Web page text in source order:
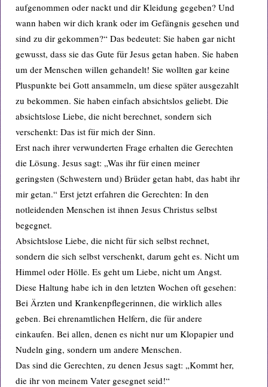
aufgenommen oder nackt und dir Kleidung gegeben? Und
wann haben wir dich krank oder im Gefängnis gesehen und
sind zu dir gekommen?“ Das bedeutet: Sie haben gar nicht
gewusst, dass sie das Gute für Jesus getan haben. Sie haben
um der Menschen willen gehandelt! Sie wollten gar keine
Pluspunkte bei Gott ansammeln, um diese später ausgezahlt
zu bekommen. Sie haben einfach absichtslos geliebt. Die
absichtslose Liebe, die nicht berechnet, sondern sich
verschenkt: Das ist für mich der Sinn.
Erst nach ihrer verwunderten Frage erhalten die Gerechten
die Lösung. Jesus sagt: „Was ihr für einen meiner
geringsten (Schwestern und) Brüder getan habt, das habt ihr
mir getan.“ Erst jetzt erfahren die Gerechten: In den
notleidenden Menschen ist ihnen Jesus Christus selbst
begegnet.
Absichtslose Liebe, die nicht für sich selbst rechnet,
sondern die sich selbst verschenkt, darum geht es. Nicht um
Himmel oder Hölle. Es geht um Liebe, nicht um Angst.
Diese Haltung habe ich in den letzten Wochen oft gesehen:
Bei Ärzten und Krankenpflegerinnen, die wirklich alles
geben. Bei ehrenamtlichen Helfern, die für andere
einkaufen. Bei allen, denen es nicht nur um Klopapier und
Nudeln ging, sondern um andere Menschen.
Das sind die Gerechten, zu denen Jesus sagt: „Kommt her,
die ihr von meinem Vater gesegnet seid!“